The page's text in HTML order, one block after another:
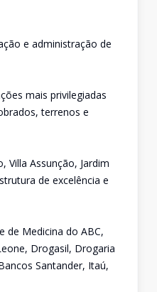
e administração de
mais privilegiadas
terrenos e
Villa Assunção, Jardim
de excelência e
de Medicina do ABC,
Drogasil, Drogaria
Santander, Itaú,